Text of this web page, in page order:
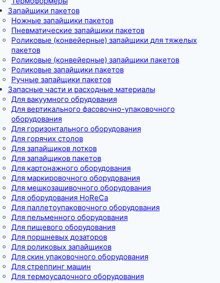
Запайщики пакетов
Ножные запайщики пакетов
Пневматические запайщики пакетов
Роликовые (конвейерные) запайщики для тяжелых
пакетов
Роликовые (конвейерные) запайщики пакетов
Роликовые запайщики пакетов
Ручные запайщики пакетов
Запасные части и расходные материалы
Для вакуумного обрудования
Для вертикального фасовочно-упаковочного
оборудования
Для горизонтального оборудования
Для горячих столов
Для запайщиков лотков
Для запайщиков пакетов
Для картонажного оборудования
Для маркировочного оборудования
Для мешкозашивочного оборудования
Для оборудования HoReCa
Для паллетоупаковочного оборудования
Для пельменного оборудования
Для пищевого оборудования
Для поршневых дозаторов
Для роликовых запайщиков
Для скин упаковочного оборудования
Для стреппинг машин
Для термоусадочного оборудования